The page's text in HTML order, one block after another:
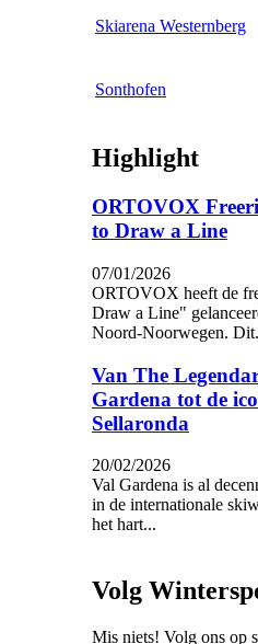
Skiarena Westernberg
Sonthofen
Highlight
ORTOVOX
to Draw a Line
07/01/2026
ORTOVOX heeft de
Draw a Line"
Noord-Noorwegen.
Van The
Gardena tot de
Sellaronda
20/02/2026
Val Gardena is al
in de internationale
het hart...
Volg
Mis niets! Volg ons op